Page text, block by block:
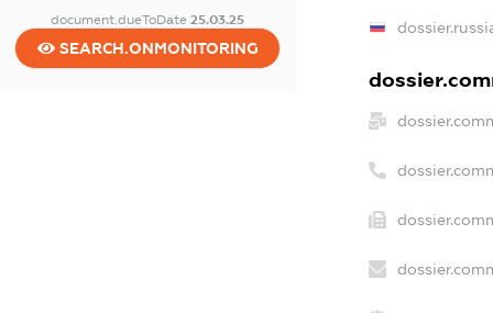
document.dueToDate25.03.25
SEARCH.ONMONITORING